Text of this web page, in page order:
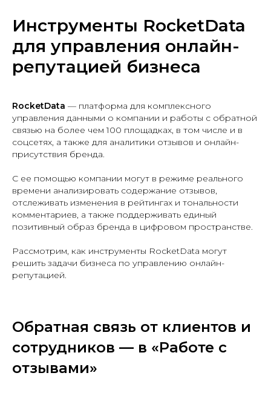
Инструменты RocketData
для управления онлайн-
репутацией бизнеса
RocketData — платформа для комплексного
управления данными о компании и работы с обратной
связью на более чем 100 площадках, в том числе и в
соцсетях, а также для аналитики отзывов и онлайн-
присутствия бренда.
С ее помощью компании могут в режиме реального
времени анализировать содержание отзывов,
отслеживать изменения в рейтингах и тональности
комментариев, а также поддерживать единый
позитивный образ бренда в цифровом пространстве.
Рассмотрим, как инструменты RocketData могут
решить задачи бизнеса по управлению онлайн-
репутацией.
Обратная связь от клиентов и
сотрудников — в «Работе с
отзывами»